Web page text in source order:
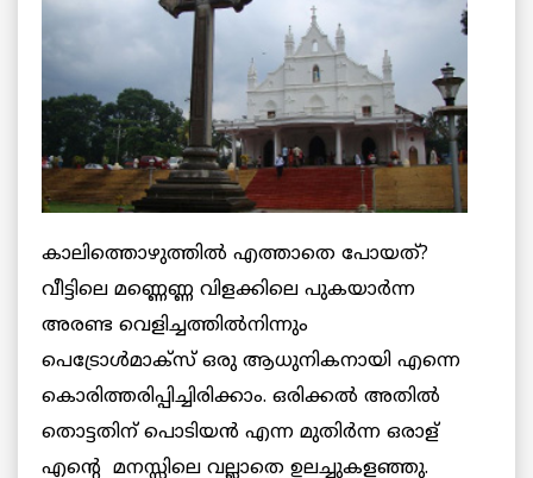
കാലിത്തൊഴുത്തില്‍ എത്താതെ പോയത്?
വീട്ടിലെ മണ്ണെണ്ണ വിളക്കിലെ പുകയാര്‍ന്ന
അരണ്ട വെളിച്ചത്തില്‍നിന്നും
പെട്രോള്‍മാക്സ് ഒരു ആധുനികനായി എന്നെ
കൊരിത്തരിപ്പിച്ചിരിക്കാം. ഒരിക്കല്‍ അതില്‍
തൊട്ടതിന് പൊടിയന്‍ എന്ന മുതിര്‍ന്ന ഒരാള്
എന്റെ മനസ്സിലെ വല്ലാതെ ഉലച്ചുകളഞ്ഞു.